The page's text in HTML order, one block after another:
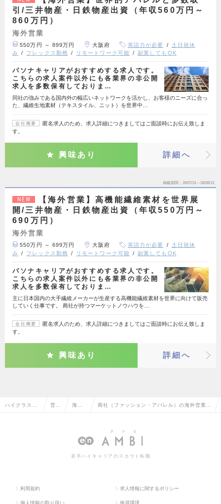
引/三井物産・日鉄物産出資（年収560万円～
860万円）
海外営業
550万円 ～ 899万円 大阪府 英語力が必要
土日祝休
み
フレックス勤務 リモートワーク可能 副業してもOK
パソナキャリアがおすすめする求人です。
こちらの求人案件以外にも各業界の非公開
求人を多数保有しておりま…
同社の強みである国内外の幅広いネットワークを活かし、お客様のニーズに合っ
た、繊維生地素材（テキスタイル、ニット）を世界中…
会社概要
匿名求人のため、求人詳細につきましてはご面談時にお伝え致しま
す。
興味あり 詳細へ
掲載期間 26/07/31～26/08/13
NEW
【海外営業】高機能繊維素材を世界展
開/三井物産・日鉄物産出資（年収550万円～
690万円）
海外営業
550万円 ～ 699万円 大阪府 英語力が必要
土日祝休
み
フレックス勤務 リモートワーク可能 副業してもOK
パソナキャリアがおすすめする求人です。
こちらの求人案件以外にも各業界の非公開
求人を多数保有しておりま…
主に日本国内の大手繊維メーカーが生産する高機能繊維素材を世界に向けて販売
していく仕事です。 商社が持つマーケットノウハウを…
会社概要
匿名求人のため、求人詳細につきましてはご面談時にお伝え致しま
す。
興味あり 詳細へ
ハイクラス求 営業 海外 商社（ファッション・アパレル）の海外営業の
若手ハイキャリアのスカウト転職
利用規約 求人情報に関するポリシー
個人情報の取り扱い 推奨環境